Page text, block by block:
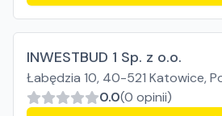
INWESTBUD 1 Sp. z o.o.
Łabędzia 10, 40-521 Katowice,
0.0(0 opinii)